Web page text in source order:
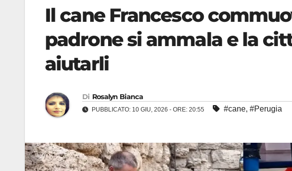
Il cane Francesco
padrone si ammala e la
aiutarli
Di Rosalyn Bianca
PUBBLICATO: 10 GIU, 2026 - ORE: 20:55 #cane, #Perugia